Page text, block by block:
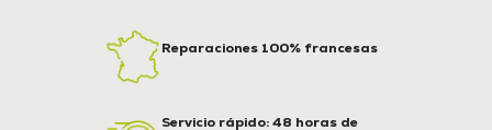
Reparaciones 100% francesas
Servicio rápido: 48 horas de